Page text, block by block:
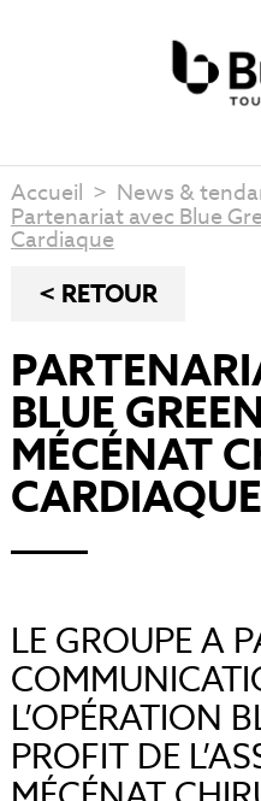
Accueil > News &
Partenariat avec Blue
Cardiaque
< RETOUR
BLUE
MÉCÉNAT
CARDIAQUE
LE GROUPE A
L’OPÉRATION
PROFIT DE